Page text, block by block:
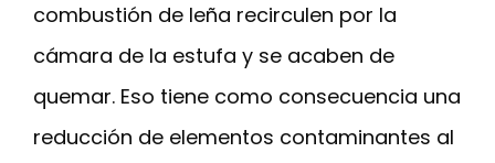
combustión de leña recirculen por la
cámara de la estufa y se acaben de
quemar. Eso tiene como consecuencia una
reducción de elementos contaminantes al